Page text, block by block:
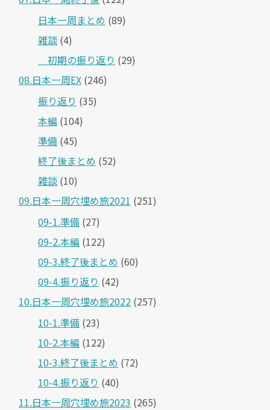
日本一周まとめ (89)
雑談 (4)
＿初期の振り返り (29)
08.日本一周EX (246)
振り返り (35)
本編 (104)
準備 (45)
終了後まとめ (52)
雑談 (10)
09.日本一周穴埋め旅2021 (251)
09-1.準備 (27)
09-2.本編 (122)
09-3.終了後まとめ (60)
09-4.振り返り (42)
10.日本一周穴埋め旅2022 (257)
10-1.準備 (23)
10-2.本編 (122)
10-3.終了後まとめ (72)
10-4.振り返り (40)
11.日本一周穴埋め旅2023 (265)